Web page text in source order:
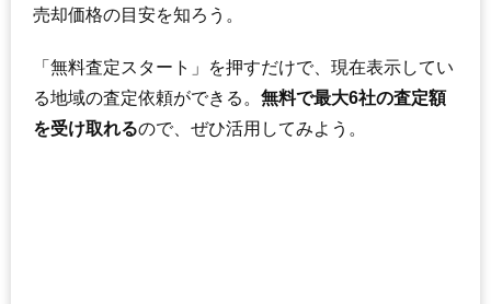
売却価格の目安を知ろう。
「無料査定スタート」を押すだけで、現在表示してい
る地域の査定依頼ができる。 無料で最大6社の査定額
を受け取れるので、ぜひ活用してみよう。